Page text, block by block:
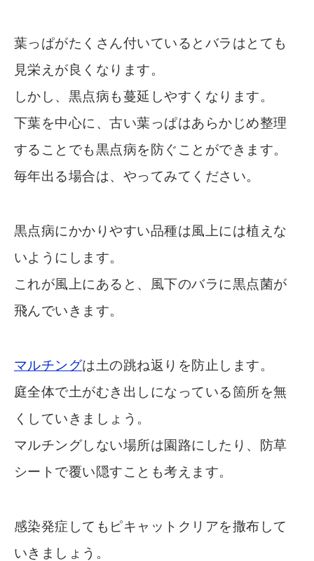
葉っぱがたくさん付いているとバラはとても
見栄えが良くなります。
しかし、黒点病も蔓延しやすくなります。
下葉を中心に、古い葉っぱはあらかじめ整理
することでも黒点病を防ぐことができます。
毎年出る場合は、やってみてください。
黒点病にかかりやすい品種は風上には植えな
いようにします。
これが風上にあると、風下のバラに黒点菌が
飛んでいきます。
マルチングは土の跳ね返りを防止します。
庭全体で土がむき出しになっている箇所を無
くしていきましょう。
マルチングしない場所は園路にしたり、防草
シートで覆い隠すことも考えます。
感染発症してもピキャットクリアを撒布して
いきましょう。